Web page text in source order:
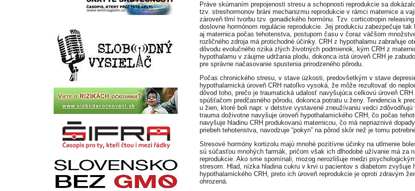
Práve skúmaním prepojenosti stresu a schopnosti reprodukcie sa
tzv. streshormonov bráni mechanizmu reprodukcie v rámci maternice a
zároveň tlmí tvorbu tzv. gonadického hormónu. Tzv. corticotropin
doslovne hormónom regulácie reprodukcie. Jej produkciu zabezpečuje tak
aj maternica počas tehotenstva, postupom času v čoraz väčšom
rozličného zdroja má protichodné účinky. CRH z hypothalamu zabraňuje
dôvodu evolučného rizika zlých životných podmienok, kým CRH z
hypothalamu v záujme udržania plodu, dokonca istá úroveň CRH je
pre správne načasovanie spustenia prirodzeného pôrodu.
Počas chronického stresu, v stave úzkosti, predovšetkým v stave
hypothalamická úroveň CRH natoľko vysoká, že môže rezultovať do
dôvod toho, prečo je traumatická udalosť navyšujúca celkovú úroveň CRH
spúšťačom predčasného pôrodu, dokonca potratu u ženy. Tendencia k
u žien, ktoré boli napr. v detstve vystavené zneužívaniu vedci zdôvodňujú
trauma doživotne navyšuje úroveň hypothalamického CRH, čo počas
navyšuje hladinu CRH produkovanú maternicou, čo má nepriaznivé
priebeh tehotenstva, navodzuje “pokyn” na pôrod skôr než je tomu
Stresové hormóny kortizolu majú mnohé pozitívne účinky na utlmenie
sú súčasťou mnohých farmák, pričom však ich dlhodobé užívanie má za
reprodukcie. Ako sme spomínali, mozog nerozlišuje medzi
stresom. Hlad, nízka hladina cukru v krvi u pacientov s diabetom zvyšuje
hypothalamického CRH, preto ich úroveň reprodukcie je oproti zdravým
ohrozená.